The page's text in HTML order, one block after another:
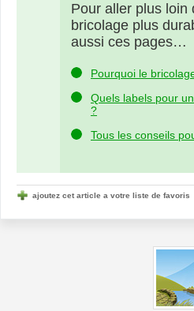
Pour aller plus loin
bricolage plus
aussi ces pages…
Pourquoi le
Quels labels pour
?
Tous les conseils
ajoutez cet article a votre liste de favoris